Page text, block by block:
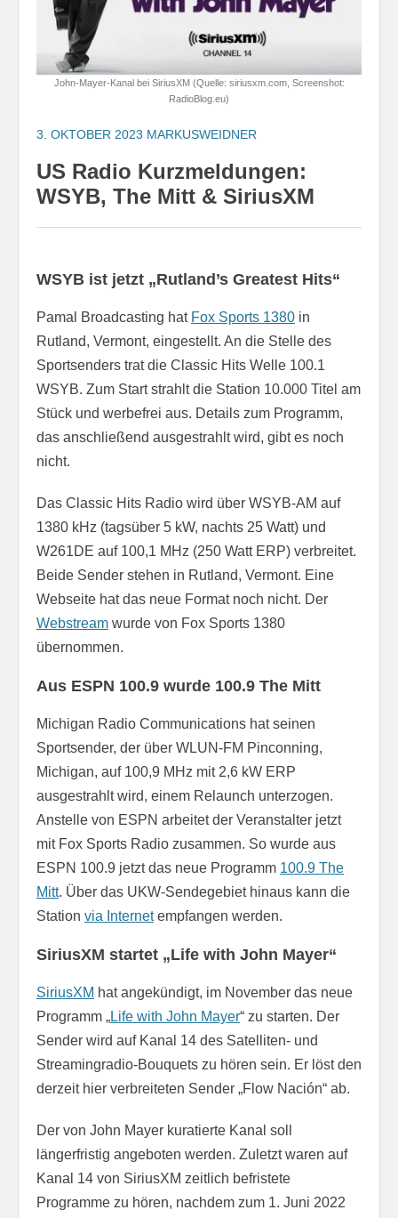
John-Mayer-Kanal bei SiriusXM (Quelle: siriusxm.com, Screenshot:
RadioBlog.eu)
3. OKTOBER 2023 MARKUSWEIDNER
US Radio Kurzmeldungen:
WSYB, The Mitt & SiriusXM
WSYB ist jetzt „Rutland’s Greatest Hits“
Pamal Broadcasting hat Fox Sports 1380 in
Rutland, Vermont, eingestellt. An die Stelle des
Sportsenders trat die Classic Hits Welle 100.1
WSYB. Zum Start strahlt die Station 10.000 Titel am
Stück und werbefrei aus. Details zum Programm,
das anschließend ausgestrahlt wird, gibt es noch
nicht.
Das Classic Hits Radio wird über WSYB-AM auf
1380 kHz (tagsüber 5 kW, nachts 25 Watt) und
W261DE auf 100,1 MHz (250 Watt ERP) verbreitet.
Beide Sender stehen in Rutland, Vermont. Eine
Webseite hat das neue Format noch nicht. Der
Webstream wurde von Fox Sports 1380
übernommen.
Aus ESPN 100.9 wurde 100.9 The Mitt
Michigan Radio Communications hat seinen
Sportsender, der über WLUN-FM Pinconning,
Michigan, auf 100,9 MHz mit 2,6 kW ERP
ausgestrahlt wird, einem Relaunch unterzogen.
Anstelle von ESPN arbeitet der Veranstalter jetzt
mit Fox Sports Radio zusammen. So wurde aus
ESPN 100.9 jetzt das neue Programm 100.9 The
Mitt. Über das UKW-Sendegebiet hinaus kann die
Station via Internetempfangen werden.
SiriusXM startet „Life with John Mayer“
SiriusXM hat angekündigt, im November das neue
Programm „Life with John Mayer“ zu starten. Der
Sender wird auf Kanal 14 des Satelliten- und
Streamingradio-Bouquets zu hören sein. Er löst den
derzeit hier verbreiteten Sender „Flow Nación“ ab.
Der von John Mayer kuratierte Kanal soll
längerfristig angeboten werden. Zuletzt waren auf
Kanal 14 von SiriusXM zeitlich befristete
Programme zu hören, nachdem zum 1. Juni 2022